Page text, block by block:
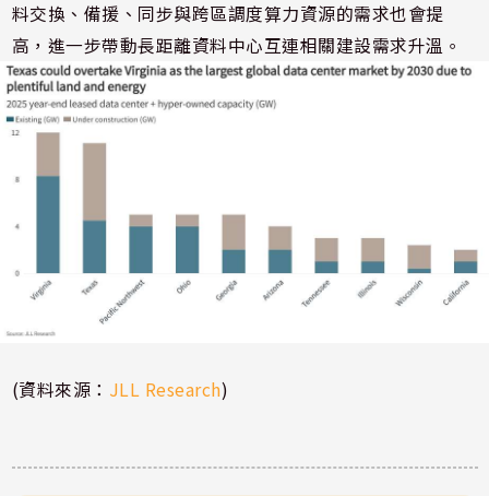
料交換、備援、同步與跨區調度算力資源的需求也會提
高，進一步帶動長距離資料中心互連相關建設需求升溫。
(資料來源： JLL Research)